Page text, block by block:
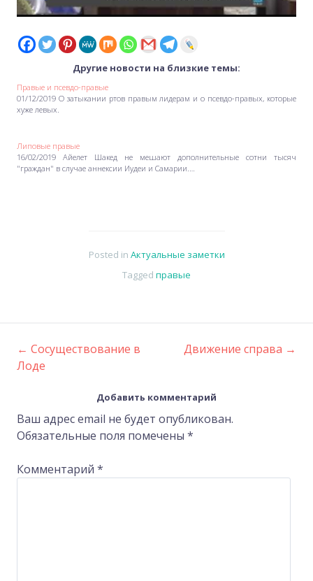
Другие новости на близкие темы:
Правые и псевдо-правые
01/12/2019 О затыкании ртов правым лидерам и о псевдо-правых, которые
хуже левых.
Липовые правые
16/02/2019 Айелет Шакед не мешают дополнительные сотни тысяч
"граждан" в случае аннексии Иудеи и Самарии.…
Posted in Актуальные заметки
Tagged правые
Post
navigation
← Сосуществование в
Лоде
Движение справа →
Добавить комментарий
Ваш адрес email не будет опубликован.
Обязательные поля помечены *
Комментарий *